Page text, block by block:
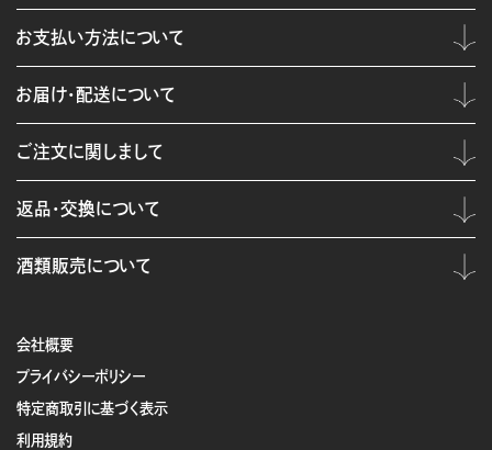
会社概要
プライバシーポリシー
特定商取引に基づく表示
利用規約
お支払い方法について
お届け・配送について
ご注文に関しまして
返品・交換について
酒類販売について